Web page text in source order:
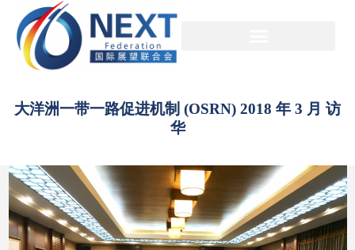
大洋洲一带一路促进机制 (OSRN) 2018 年 3 月 访
华